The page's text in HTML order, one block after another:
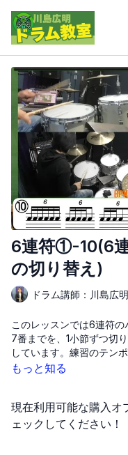
6連符①-10(6
の切り替え)
ドラム講師：川島広明
このレッスンでは6連符
7番までを、1小節ずつ切
しています。練習のテン
に合うような歌い方を見
もっと知る
現在利用可能な購入オ
ェックしてください！